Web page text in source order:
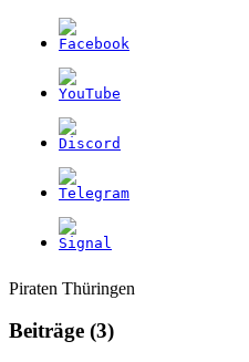
Weitere
Informationen
Navigation
Piraten Thüringen
Beiträge (3)